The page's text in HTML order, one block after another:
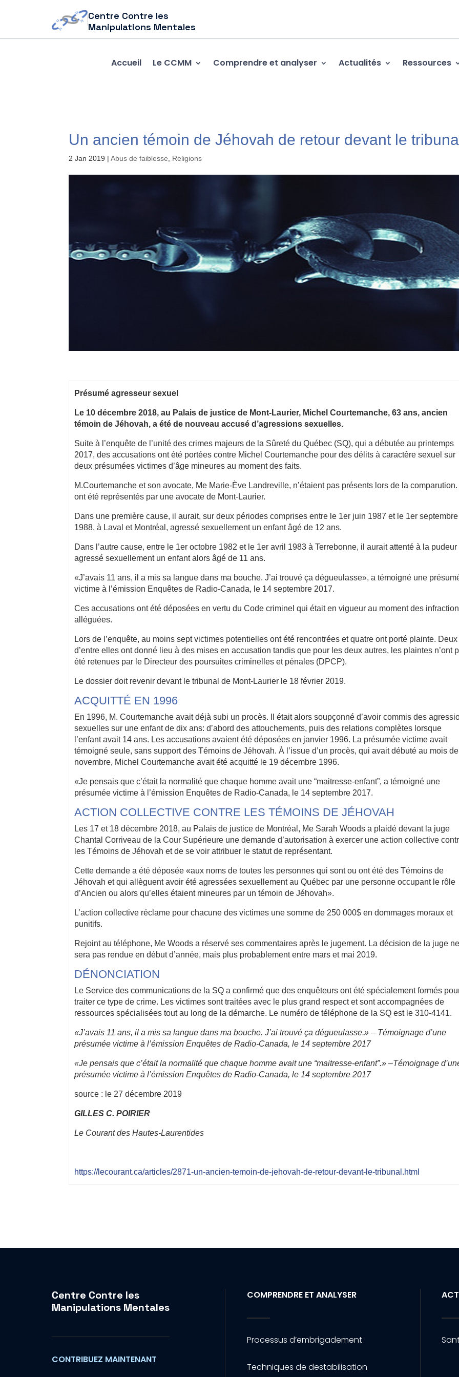
Centre Contre les
Manipulations Mentales
Accueil Le CCMM Comprendre et analyser Actualités Ressources
Un ancien témoin de Jéhovah de retour devant le
2 Jan 2019 |Abus de faiblesse Religions
Présumé agresseur sexuel
Le 10 décembre 2018, au Palais de justice de Mont-Laurier, Michel Courtemanche, 63 ans, ancien
témoin de Jéhovah, a été de nouveau accusé d’agressions sexuelles.
Suite à l’enquête de l’unité des crimes majeurs de la Sûreté du Québec (SQ), qui a débutée au printemps
2017, des accusations ont été portées contre Michel Courtemanche pour des délits à caractère sexuel sur
deux présumées victimes d’âge mineures au moment des faits.
M.Courtemanche et son avocate, Me Marie-Ève Landreville, n’étaient pas présents lors de la comparution.
ont été représentés par une avocate de Mont-Laurier.
Dans une première cause, il aurait, sur deux périodes comprises entre le 1er juin 1987 et le 1er septembre
1988, à Laval et Montréal, agressé sexuellement un enfant âgé de 12 ans.
Dans l’autre cause, entre le 1er octobre 1982 et le 1er avril 1983 à Terrebonne, il aurait attenté à la pudeur
agressé sexuellement un enfant alors âgé de 11 ans.
«J’avais 11 ans, il a mis sa langue dans ma bouche. J’ai trouvé ça dégueulasse», a témoigné une
victime à l’émission Enquêtes de Radio-Canada, le 14 septembre 2017.
Ces accusations ont été déposées en vertu du Code criminel qui était en vigueur au moment des
alléguées.
Lors de l’enquête, au moins sept victimes potentielles ont été rencontrées et quatre ont porté plainte. Deux
d’entre elles ont donné lieu à des mises en accusation tandis que pour les deux autres, les plaintes n’ont
été retenues par le Directeur des poursuites criminelles et pénales (DPCP).
Le dossier doit revenir devant le tribunal de Mont-Laurier le 18 février 2019.
ACQUITTÉ EN 1996
En 1996, M. Courtemanche avait déjà subi un procès. Il était alors soupçonné d’avoir commis des
sexuelles sur une enfant de dix ans: d’abord des attouchements, puis des relations complètes lorsque
l’enfant avait 14 ans. Les accusations avaient été déposées en janvier 1996. La présumée victime avait
témoigné seule, sans support des Témoins de Jéhovah. À l’issue d’un procès, qui avait débuté au mois de
novembre, Michel Courtemanche avait été acquitté le 19 décembre 1996.
«Je pensais que c’était la normalité que chaque homme avait une “maitresse-enfant”, a témoigné une
présumée victime à l’émission Enquêtes de Radio-Canada, le 14 septembre 2017.
ACTION COLLECTIVE CONTRE LES TÉMOINS DE JÉHOVAH
Les 17 et 18 décembre 2018, au Palais de justice de Montréal, Me Sarah Woods a plaidé devant la juge
Chantal Corriveau de la Cour Supérieure une demande d’autorisation à exercer une action collective
les Témoins de Jéhovah et de se voir attribuer le statut de représentant.
Cette demande a été déposée «aux noms de toutes les personnes qui sont ou ont été des Témoins de
Jéhovah et qui allèguent avoir été agressées sexuellement au Québec par une personne occupant le rôle
d’Ancien ou alors qu’elles étaient mineures par un témoin de Jéhovah».
L’action collective réclame pour chacune des victimes une somme de 250 000$ en dommages moraux et
punitifs.
Rejoint au téléphone, Me Woods a réservé ses commentaires après le jugement. La décision de la juge ne
sera pas rendue en début d’année, mais plus probablement entre mars et mai 2019.
DÉNONCIATION
Le Service des communications de la SQ a confirmé que des enquêteurs ont été spécialement formés
traiter ce type de crime. Les victimes sont traitées avec le plus grand respect et sont accompagnées de
ressources spécialisées tout au long de la démarche. Le numéro de téléphone de la SQ est le 310-4141.
«J’avais 11 ans, il a mis sa langue dans ma bouche. J’ai trouvé ça dégueulasse.» – Témoignage d’une
présumée victime à l’émission Enquêtes de Radio-Canada, le 14 septembre 2017
«Je pensais que c’était la normalité que chaque homme avait une “maitresse-enfant”.» –Témoignage
présumée victime à l’émission Enquêtes de Radio-Canada, le 14 septembre 2017
source : le 27 décembre 2019
GILLES C. POIRIER
Le Courant des Hautes-Laurentides
https://lecourant.ca/articles/2871-un-ancien-temoin-de-jehovah-de-retour-devant-le-tribunal.html
Centre Contre les
Manipulations Mentales
CONTRIBUEZ MAINTENANT
COMPRENDRE ET ANALYSER
Processus d’embrigadement
Techniques de destabilisation